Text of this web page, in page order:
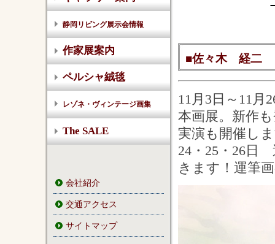
静岡リビング展示会情報
作家展案内
ペルシャ絨毯
レゾネ・ヴィンテージ画集
The SALE
会社紹介
交通アクセス
サイトマップ
■佐々木 経二
11月3日～11月
本画展。新作
実演も開催し
24・25・26日
きます！運筆